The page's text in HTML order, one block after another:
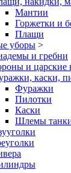
Мантии
Горжетки и
Плащи
уборы >
и гребни
и царские
каски,
Фуражки
Пилотки
Каски
Шлемы